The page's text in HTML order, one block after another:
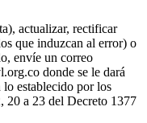
actualizar, rectificar
que induzcan al error) o
envíe un correo
donde se le dará
establecido por los
20 a 23 del Decreto 1377